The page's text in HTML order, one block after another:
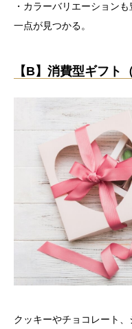
・カラーバリエーション
一点が見つかる。
【B】消費型ギフト
クッキーやチョコレート